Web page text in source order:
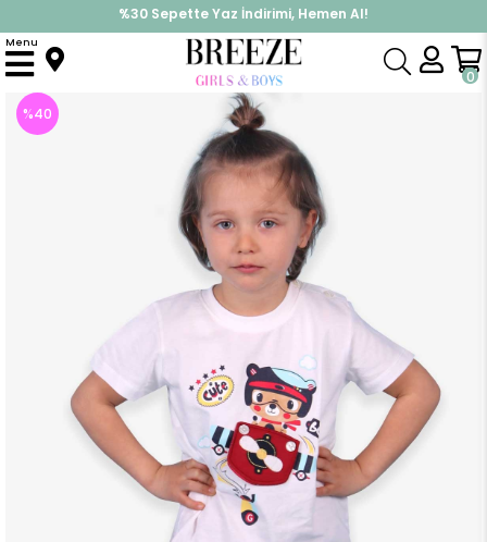
%30 Sepette Yaz İndirimi, Hemen Al!
İndirimlere ek %10 İndirimi Kap, Hemen Üye Ol!
0
Menu
Anasayfa Takımlar Kapri & Şort Takımı Erkek Bebek Şort Takım Pervanesi Hareketli Helikopter Kullanan Ayıcık Ekru (1 Yaş)
%40